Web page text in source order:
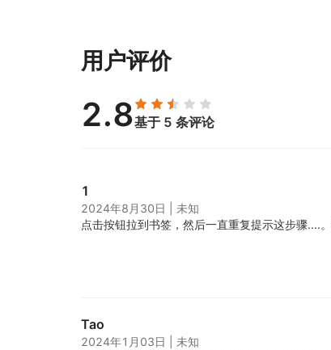
用户评价
2.8基于 5 条评论
1
2024年8月30日
未知
点击按钮拉到书签，然后一直重复提示这步骤....。
Tao
2024年1月03日
未知